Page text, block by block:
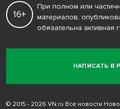
НАПИСАТЬ В
16+
При полном или
материалов,
обязательна активная
© 2015 - 2026 VN.ru Все новости